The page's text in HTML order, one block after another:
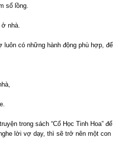
sổ lồng.
nhà.
có những hành động phù hợp, để
trong sách “Cổ Học Tinh Hoa” để
lời vợ dạy, thì sẽ trở nên một con